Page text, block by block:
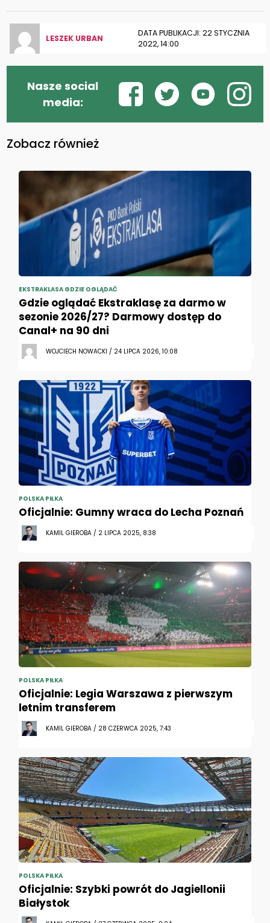
LESZEK URBAN
DATA PUBLIKACJI: 22 STYCZNIA
2022, 14:00
Nasze social
media:
Zobacz również
EKSTRAKLASA GDZIE OGLĄDAĆ
Gdzie oglądać Ekstraklasę za darmo w
sezonie 2026/27? Darmowy dostęp do
Canal+ na 90 dni
WOJCIECH NOWACKI / 24 LIPCA 2026, 10:08
POLSKA PIŁKA
Oficjalnie: Gumny wraca do Lecha Poznań
KAMIL GIEROBA / 2 LIPCA 2025, 8:38
POLSKA PIŁKA
Oficjalnie: Legia Warszawa z pierwszym
letnim transferem
KAMIL GIEROBA / 28 CZERWCA 2025, 7:43
POLSKA PIŁKA
Oficjalnie: Szybki powrót do Jagiellonii
Białystok